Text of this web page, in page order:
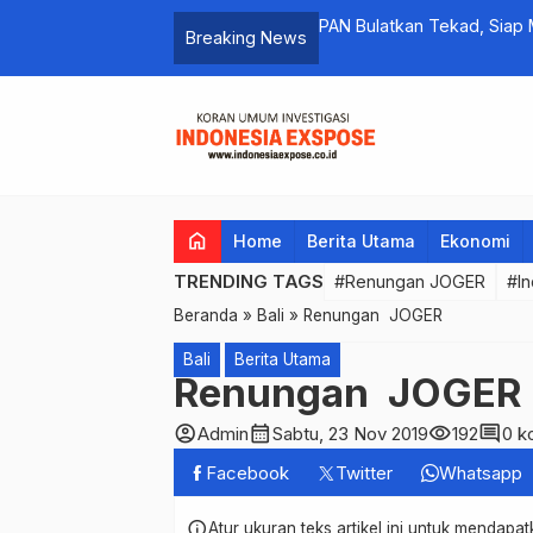
Breaking News
PAN Bulatkan Tekad, Siap
home Home Berita Utama Ekonomi
TRENDING TAGS #Renungan JOGER
Beranda » Bali » Renungan JOGER
Bali Berita Utama
Renungan JOGER
account_circleAdmincalendar_monthSabtu, 23 Nov 2019visibility192comment0
Facebook
Twitter Whatsapp
Atur ukuran teks artikel ini untuk